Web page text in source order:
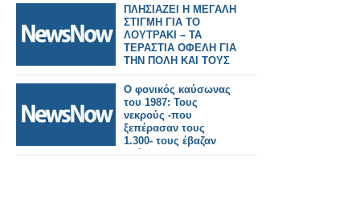
ΠΛΗΣΙΑΖΕΙ Η ΜΕΓΑΛΗ
ΣΤΙΓΜΗ ΓΙΑ ΤΟ
ΛΟΥΤΡΑΚΙ – ΤΑ
ΤΕΡΑΣΤΙΑ ΟΦΕΛΗ ΓΙΑ
ΤΗΝ ΠΟΛΗ ΚΑΙ ΤΟΥΣ
ΚΑΤΟΙΚΟΥΣ ΤΗΣ ΑΠΟ
ΤΗ ΛΕΙΤΟΥΡΓΙΑ ΤΟΥ
ΠΡΟΑΣΤΙΑΚΟΥ
Ο φονικός καύσωνας
του 1987: Τους
νεκρούς -που
ξεπέρασαν τους
1.300- τους έβαζαν
ακόμα και σε